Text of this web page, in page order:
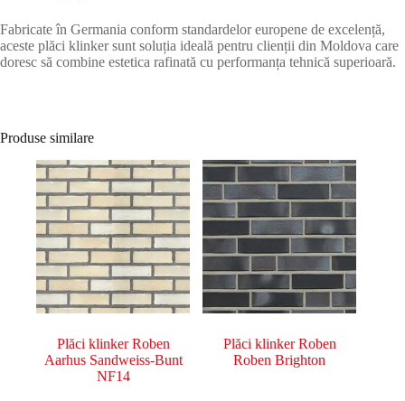
Fabricate în Germania conform standardelor europene de excelență,
aceste plăci klinker sunt soluția ideală pentru clienții din Moldova care
doresc să combine estetica rafinată cu performanța tehnică superioară.
Produse similare
Plăci klinker Roben
Aarhus Sandweiss-Bunt
NF14
Plăci klinker Roben
Roben Brighton